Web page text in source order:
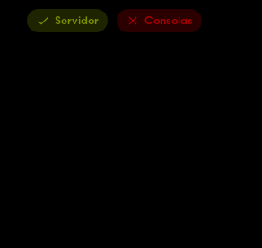
Arroz, linaza, guisantes, lúpulo, frijoles
Servidor Consolas